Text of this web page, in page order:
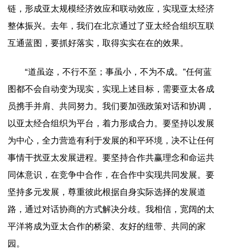
链，形成亚太规模经济效应和联动效应，实现亚太经济
整体振兴。去年，我们在北京通过了亚太经合组织互联
互通蓝图，要抓好落实，取得实实在在的效果。
“道虽迩，不行不至；事虽小，不为不成。”任何蓝
图都不会自动变为现实，实现上述目标，需要亚太各成
员携手并肩、共同努力。我们要加强政策对话和协调，
以亚太经合组织为平台，着力形成合力。要坚持以发展
为中心，全力营造有利于发展的和平环境，决不让任何
事情干扰亚太发展进程。要坚持合作共赢理念和命运共
同体意识，在竞争中合作，在合作中实现共同发展。要
坚持多元发展，尊重彼此根据自身实际选择的发展道
路，通过对话协商的方式解决分歧。我相信，宽阔的太
平洋将成为亚太合作的桥梁、友好的纽带、共同的家
园。